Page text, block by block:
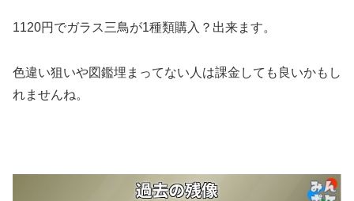
1120円でガラス三鳥が1種類購入？出来ます。
色違い狙いや図鑑埋まってない人は課金しても良いかもし
れませんね。